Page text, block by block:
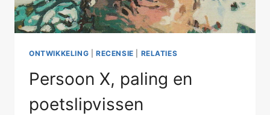
ONTWIKKELING RECENSIE RELATIES
Persoon X, paling en
poetslipvissen